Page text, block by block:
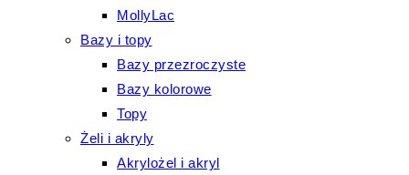
MollyLac
Bazy i topy
Bazy przezroczyste
Bazy kolorowe
Topy
Żeli i akryly
Akrylożel i akryl